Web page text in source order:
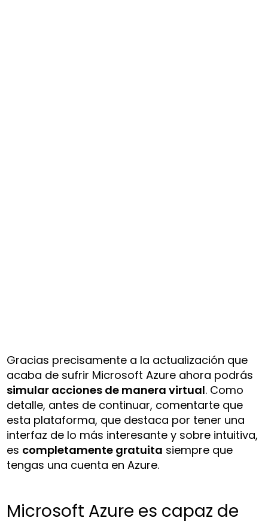
Gracias precisamente a la actualización que
acaba de sufrir Microsoft Azure ahora podrás
simular acciones de manera virtual. Como
detalle, antes de continuar, comentarte que
esta plataforma, que destaca por tener una
interfaz de lo más interesante y sobre intuitiva,
es completamente gratuita siempre que
tengas una cuenta en Azure.
Microsoft Azure es capaz de